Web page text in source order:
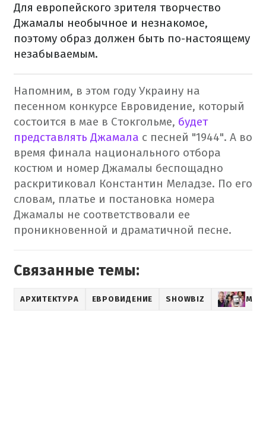
Для европейского зрителя творчество
Джамалы необычное и незнакомое,
поэтому образ должен быть по-настоящему
незабываемым.
Напомним, в этом году Украину на
песенном конкурсе Евровидение, который
состоится в мае в Стокгольме, будет
представлять Джамала с песней "1944". А во
время финала национального отбора
костюм и номер Джамалы беспощадно
раскритиковал Константин Меладзе. По его
словам, платье и постановка номера
Джамалы не соответствовали ее
проникновенной и драматичной песне.
Связанные темы:
АРХИТЕКТУРА ЕВРОВИДЕНИЕ SHOWBIZ